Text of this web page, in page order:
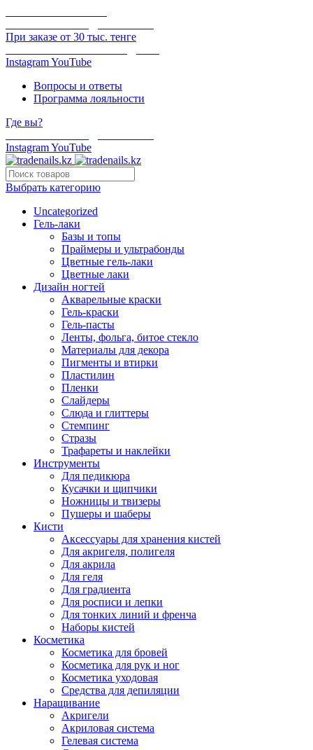
При заказе от 30 тыс. тенге
InstagramYouTube
Вопросы и ответы
Программа лояльности
Где вы?
InstagramYouTube
Выбрать категорию
Uncategorized
Гель-лаки
Базы и топы
Праймеры и ультрабонды
Цветные гель-лаки
Цветные лаки
Дизайн ногтей
Акварельные краски
Гель-краски
Гель-пасты
Ленты, фольга, битое стекло
Материалы для декора
Пигменты и втирки
Пластилин
Пленки
Слайдеры
Слюда и глиттеры
Стемпинг
Стразы
Трафареты и наклейки
Инструменты
Для педикюра
Кусачки и щипчики
Ножницы и твизеры
Пушеры и шаберы
Кисти
Аксессуары для хранения кистей
Для акригеля, полигеля
Для акрила
Для геля
Для градиента
Для росписи и лепки
Для тонких линий и френча
Наборы кистей
Косметика
Косметика для бровей
Косметика для рук и ног
Косметика уходовая
Средства для депиляции
Наращивание
Акригели
Акриловая система
Гелевая система